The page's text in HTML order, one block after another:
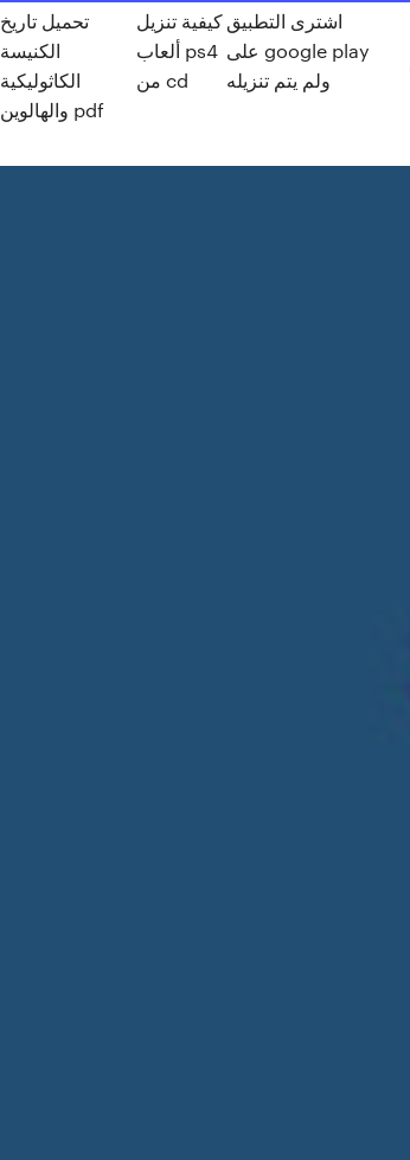
تحميل تاريخ
الكنيسة
الكاثوليكية
والهالوين pdf
كيفية تنزيل
ألعاب ps4
من cd
اشترى التطبيق
على google play
ولم يتم تنزيله